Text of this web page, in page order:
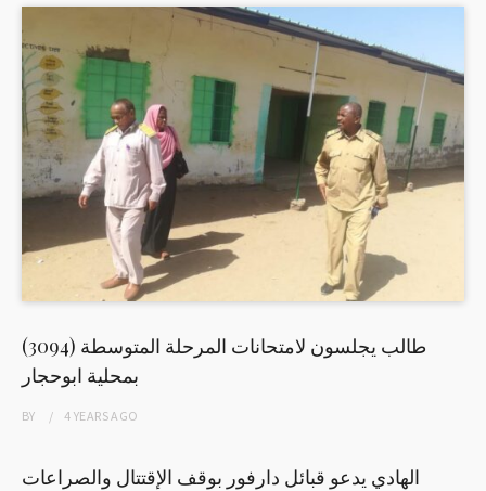
(3094) طالب يجلسون لامتحانات المرحلة المتوسطة
بمحلية ابوحجار
BY 4 YEARSAGO
الهادي يدعو قبائل دارفور بوقف الإقتتال والصراعات